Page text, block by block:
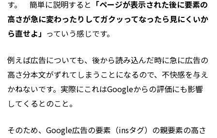
す。 簡単に説明すると 「ページが表示された後に要素の
高さが急に変わったりしてガクッってなったら見にくいか
ら直せよ」 っていう感じです。
例えば広告についても、後から読み込んだ時に急に広告の
高さ分本文がずれてしまうことになるので、不快感を与え
かねないです。実際にこれはGoogleからの評価にも影響
してくるとのこと。
そのため、Google広告の要素（insタグ）の親要素の高さ